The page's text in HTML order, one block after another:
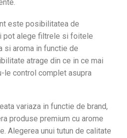
este posibilitatea de
pot alege filtrele si foitele
si aroma in functie de
atrage din ce in ce mai
le control complet asupra
variaza in functie de brand,
produse premium cu arome
Alegerea unui tutun de calitate